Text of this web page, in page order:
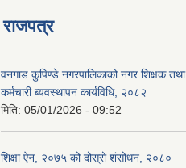
राजपत्र
वनगाड कुपिण्डे नगरपालिकाको नगर शिक्षक तथा
कर्मचारी ब्यवस्थापन कार्यविधि, २०८२
मिति: 05/01/2026 - 09:52
शिक्षा ऐन, २०७५ को दोस्रो शंसोधन, २०८०